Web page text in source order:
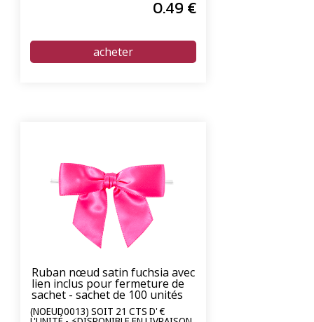
0.49 €
Ruban nœud satin fuchsia avec
lien inclus pour fermeture de
sachet - sachet de 100 unités
(NOEUD0013) SOIT 21 CTS D' €